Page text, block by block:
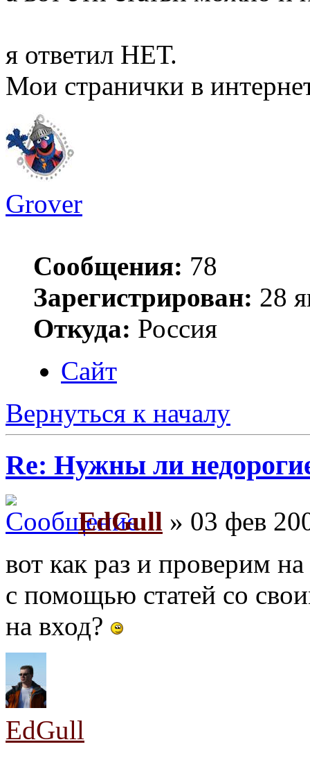
я ответил НЕТ.
Мои странички в
Grover
Сообщения: 78
Зарегистрирован: 28
Откуда: Россия
Сайт
Вернуться к началу
Re: Нужны ли
EdGull » 03 фев
вот как раз и проверим
с помощью статей со
на вход?
EdGull